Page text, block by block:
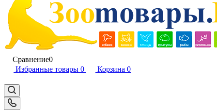
Сравнение0
Избранные товары 0 Корзина 0